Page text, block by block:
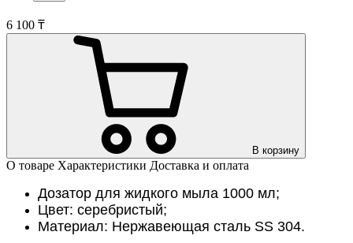
6 100 ₸
В корзину
О товаре Характеристики Доставка и оплата
Дозатор для жидкого мыла 1000 мл;
Цвет: серебристый;
Материал: Нержавеющая сталь SS 304.